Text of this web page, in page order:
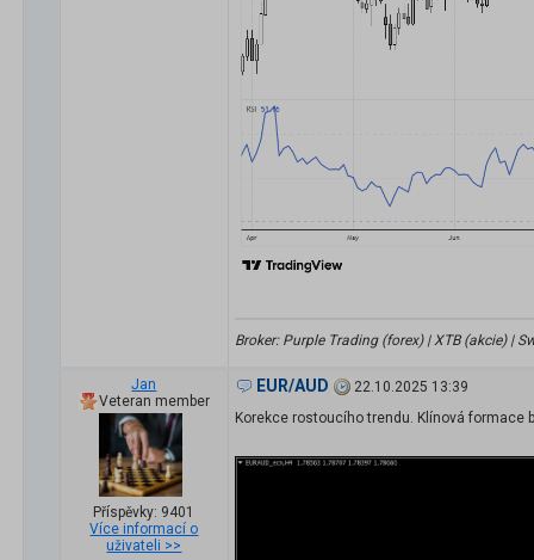
Broker: Purple Trading (forex) | XTB (akcie) |
Jan
Veteran member
Příspěvky: 9401
Více informací o
uživateli >>
EUR/AUD
22.10.2025 13:39
Korekce rostoucího trendu. Klínová formace